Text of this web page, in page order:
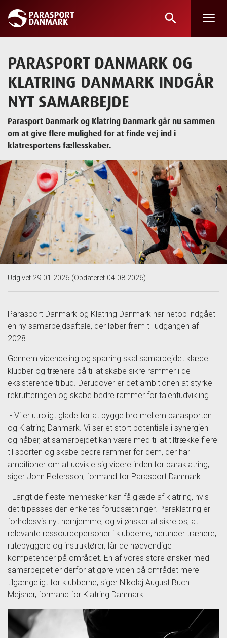
Skip
to
content
search
PARASPORT DANMARK OG
KLATRING DANMARK INDGÅR
NYT SAMARBEJDE
Parasport Danmark og Klatring Danmark går nu sammen
om at give flere mulighed for at finde vej ind i
klatresportens fællesskaber.
Udgivet 29-01-2026 (Opdateret 04-08-2026)
Parasport Danmark og Klatring Danmark har netop indgået
en ny samarbejdsaftale, der løber frem til udgangen af
2028.
Gennem videndeling og sparring skal samarbejdet klæde
klubber og trænere på til at skabe sikre rammer i de
eksisterende tilbud. Derudover er det ambitionen at styrke
rekrutteringen og skabe bedre rammer for talentudvikling.
- Vi er utroligt glade for at bygge bro mellem parasporten
og Klatring Danmark. Vi ser et stort potentiale i synergien
og håber, at samarbejdet kan være med til at tiltrække flere
til sporten og skabe bedre rammer for dem, der har
ambitioner om at udvikle sig videre inden for paraklatring,
siger John Petersson, formand for Parasport Danmark.
- Langt de fleste mennesker kan få glæde af klatring, hvis
det tilpasses den enkeltes forudsætninger. Paraklatring er
forholdsvis nyt herhjemme, og vi ønsker at sikre os, at
relevante ressourcepersoner i klubberne, herunder trænere,
rutebyggere og instruktører, får de nødvendige
kompetencer på området. En af vores store ønsker med
samarbejdet er derfor at gøre viden på området mere
tilgængeligt for klubberne, siger Nikolaj August Buch
Mejsner, formand for Klatring Danmark.